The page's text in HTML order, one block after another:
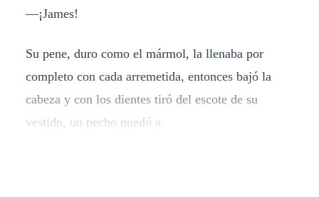
—¡James!
Su pene, duro como el mármol, la llenaba por
completo con cada arremetida, entonces bajó la
cabeza y con los dientes tiró del escote de su
vestido, un pecho quedó a